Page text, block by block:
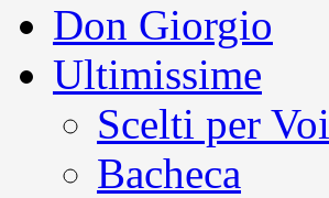
Don Giorgio
Ultimissime
Scelti per Voi
Bacheca